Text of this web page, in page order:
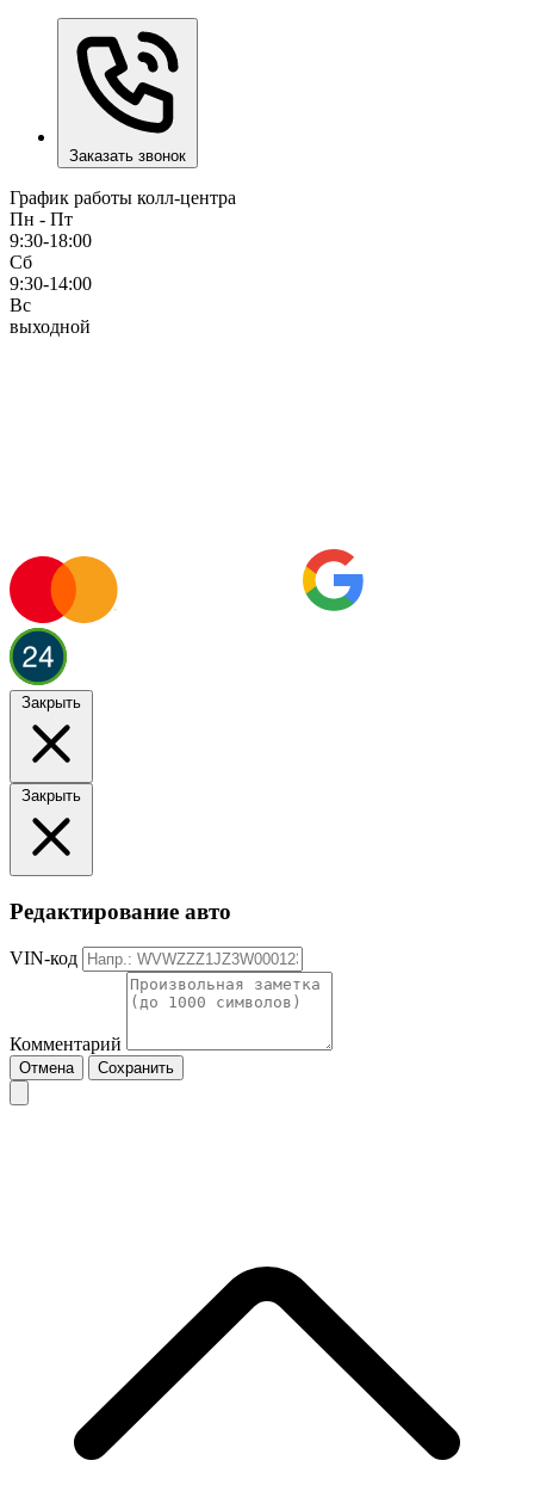
Заказать звонок
График работы колл-центра
Пн - Пт
9:30-18:00
Сб
9:30-14:00
Вс
выходной
Закрыть
Закрыть
Редактирование авто
VIN-код
Комментарий
Отмена Сохранить